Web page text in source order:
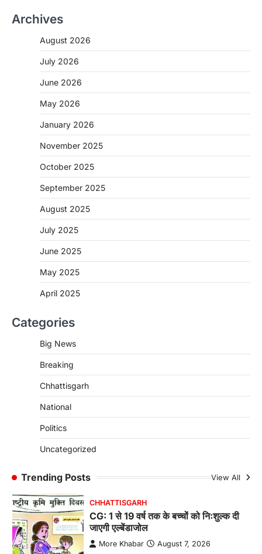
Archives
August 2026
July 2026
June 2026
May 2026
January 2026
November 2025
October 2025
September 2025
August 2025
July 2025
June 2025
May 2025
April 2025
Categories
Big News
Breaking
Chhattisgarh
National
Politics
Uncategorized
Trending Posts View All
CHHATTISGARH
CG: 1 से 19 वर्ष तक के बच्चों को निःशुल्क दी
जाएगी एल्बेंडाजोल
More Khabar August 7, 2026
रायपुर। राष्ट्रीय कृमि मुक्ति दिवस भारत सरकार द्वारा
CHHATTISGARH
जशपुर जिले की 5 माह की मासूम…
CG: छिपली की दीदियों का कमाल, बकरी
बनाने की दिशा में जिले के नगरी…
CHHATTISGARH
CG: 1 से 19 वर्ष तक के बच्चों को निःशुल्क दी
जाएगी एल्बेंडाजोल
More Khabar August 7, 2026